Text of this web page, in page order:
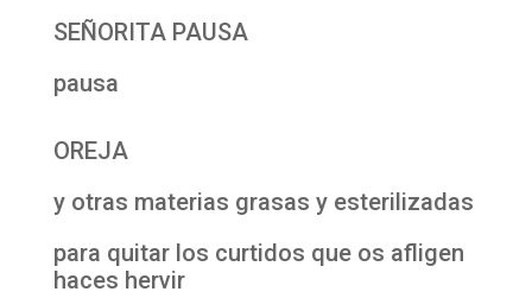
SEÑORITA PAUSA
pausa
OREJA
y otras materias grasas y esterilizadas
para quitar los curtidos que os afligen
haces hervir